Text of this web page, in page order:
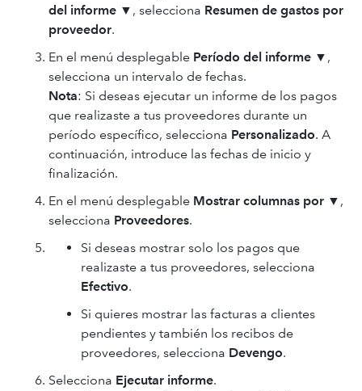
del informe ▼, selecciona Resumen de gastos por
proveedor.
En el menú desplegable Período del informe ▼,
selecciona un intervalo de fechas.
Nota: Si deseas ejecutar un informe de los pagos
que realizaste a tus proveedores durante un
período específico, selecciona Personalizado. A
continuación, introduce las fechas de inicio y
finalización.
En el menú desplegable Mostrar columnas por ▼,
selecciona Proveedores.
Si deseas mostrar solo los pagos que
realizaste a tus proveedores, selecciona
Efectivo.
Si quieres mostrar las facturas a clientes
pendientes y también los recibos de
proveedores, selecciona Devengo.
Selecciona Ejecutar informe.